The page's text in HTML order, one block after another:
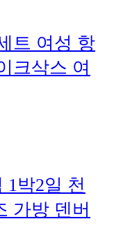
트 여성 항
크삭스 여
1박2일 천
가방 덴버